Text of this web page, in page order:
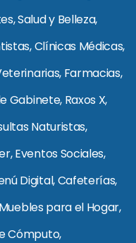
Salud y Belleza,
Clínicas Médicas,
Farmacias,
Gabinete, Raxos X,
Naturistas,
Eventos Sociales,
Digital, Cafeterías,
para el Hogar,
Cómputo,